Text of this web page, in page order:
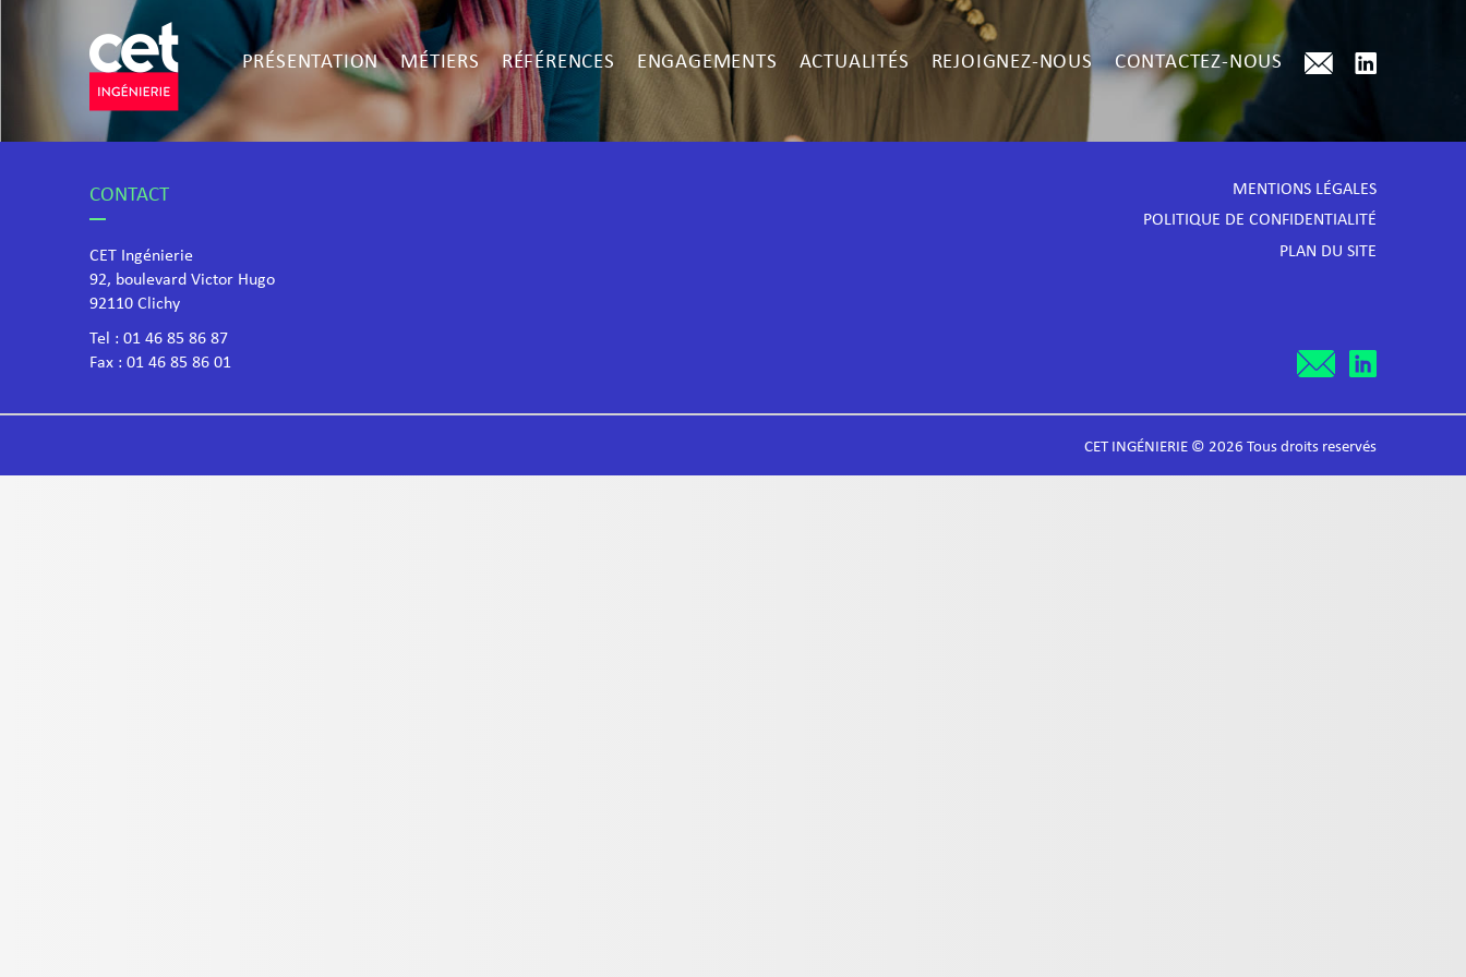
PRÉSENTATION MÉTIERS RÉFÉRENCES ENGAGEMENTS ACTUALITÉS REJOIGNEZ-NOUS CONTACTEZ-NOUS
CONTACT
CET Ingénierie
92, boulevard Victor Hugo
​92110 Clichy
Tel : 01 46 85 86 87
Fax : 01 46 85 86 01
MENTIONS LÉGALES
POLITIQUE DE CONFIDENTIALITÉ
PLAN DU SITE
CET INGÉNIERIE © 2026 Tous droits reservés